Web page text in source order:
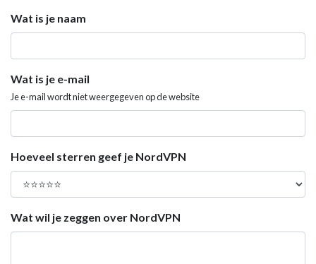
Wat is je naam
Wat is je e-mail
Je e-mail wordt niet weergegeven op de website
Hoeveel sterren geef je NordVPN
Wat wil je zeggen over NordVPN